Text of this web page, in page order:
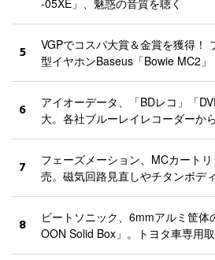
-05XE」、魅惑の音質を聴く
5
VGPでコスパ大賞＆金賞を獲得！
型イヤホンBaseus「Bowie MC2」
6
アイオーデータ、「BDレコ」「
大。各社ブルーレイレコーダーか
7
フェーズメーション、MCカート
売。磁気回路見直しやチタンボデ
8
ビートソニック、6mmアルミ筐
OON Solid Box」。トヨタ車専用